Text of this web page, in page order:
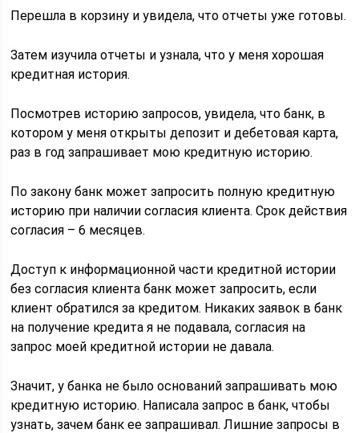
Перешла в корзину и увидела, что отчеты уже готовы.
Затем изучила отчеты и узнала, что у меня хорошая
кредитная история.
Посмотрев историю запросов, увидела, что банк, в
котором у меня открыты депозит и дебетовая карта,
раз в год запрашивает мою кредитную историю.
По закону банк может запросить полную кредитную
историю при наличии согласия клиента. Срок действия
согласия – 6 месяцев.
Доступ к информационной части кредитной истории
без согласия клиента банк может запросить, если
клиент обратился за кредитом. Никаких заявок в банк
на получение кредита я не подавала, согласия на
запрос моей кредитной истории не давала.
Значит, у банка не было оснований запрашивать мою
кредитную историю. Написала запрос в банк, чтобы
узнать, зачем банк ее запрашивал. Лишние запросы в